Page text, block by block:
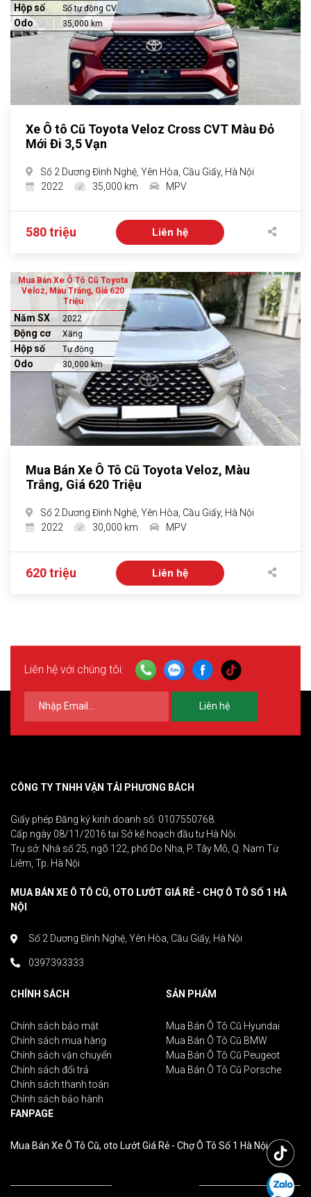
Hộp số Số tự động CVT
Odo 35,000 km
Xe Ô tô Cũ Toyota Veloz Cross CVT Màu Đỏ
Mới Đi 3,5 Vạn
Số 2 Dương Đình Nghệ, Yên Hòa, Cầu Giấy, Hà Nội
2022
35,000 km MPV
580 triệu Liên hệ
Mua Bán Xe Ô Tô Cũ Toyota
Veloz, Màu Trắng, Giá 620
Triệu
Năm SX 2022
Động cơ Xăng
Hộp số Tự động
Odo 30,000 km
Mua Bán Xe Ô Tô Cũ Toyota Veloz, Màu
Trắng, Giá 620 Triệu
Số 2 Dương Đình Nghệ, Yên Hòa, Cầu Giấy, Hà Nội
2022
30,000 km MPV
620 triệu Liên hệ
Liên hệ với chúng tôi:
Liên hệ
CÔNG TY TNHH VẬN TẢI PHƯƠNG BÁCH
Giấy phép Đăng ký kinh doanh số: 0107550768.
Cấp ngày 08/11/2016 tại Sở kế hoạch đầu tư Hà Nội.
Trụ sở: Nhà số 25, ngõ 122, phố Do Nha, P. Tây Mỗ, Q. Nam Từ
Liêm, Tp. Hà Nội
MUA BÁN XE Ô TÔ CŨ, OTO LƯỚT GIÁ RẺ - CHỢ Ô TÔ SỐ 1 HÀ
NỘI
Số 2 Dương Đình Nghệ, Yên Hòa, Cầu Giấy, Hà Nội
0397393333
CHÍNH SÁCH
Chính sách bảo mật
Chính sách mua hàng
Chính sách vận chuyển
Chính sách đổi trả
Chính sách thanh toán
Chính sách bảo hành
SẢN PHẨM
Mua Bán Ô Tô Cũ Hyundai
Mua Bán Ô Tô Cũ BMW
Mua Bán Ô Tô Cũ Peugeot
Mua Bán Ô Tô Cũ Porsche
FANPAGE
Mua Bán Xe Ô Tô Cũ, oto Lướt Giá Rẻ - Chợ Ô Tô Số 1 Hà Nội